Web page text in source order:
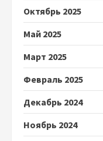
Октябрь 2025
Май 2025
Март 2025
Февраль 2025
Декабрь 2024
Ноябрь 2024